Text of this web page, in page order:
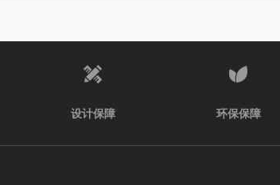
设计保障 环保保障